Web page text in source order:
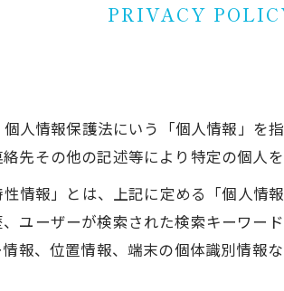
PRIVACY
人情報保護法にいう「個人情報」を
先その他の記述等により特定の個人を
情報」とは、上記に定める「個人情
ユーザーが検索された検索キーワー
報、位置情報、端末の個体識別情報な